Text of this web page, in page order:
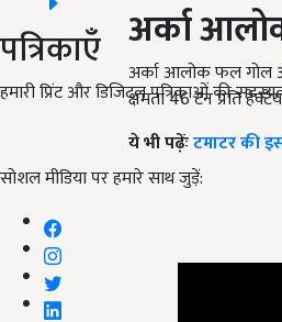
पत्रिकाएँ
हमारी प्रिंट और डिजिटल पत्रिकाओं की
सोशल मीडिया पर हमारे साथ जुड़ें:
अर्का
अर्का आलोक फल गोल
क्षमता46टन प्रति
ये भी पढ़ेंःटमाटर की